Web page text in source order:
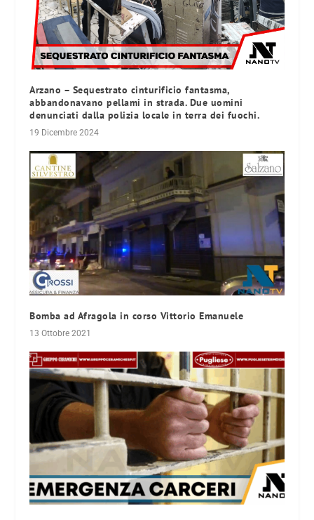
Arzano – Sequestrato cinturificio fantasma,
abbandonavano pellami in strada. Due uomini
denunciati dalla polizia locale in terra dei fuochi.
19 Dicembre 2024
Bomba ad Afragola in corso Vittorio Emanuele
13 Ottobre 2021